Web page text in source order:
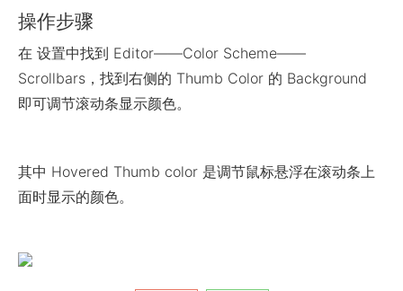
操作步骤
在 设置中找到 Editor——Color Scheme——
Scrollbars，找到右侧的 Thumb Color 的 Background
即可调节滚动条显示颜色。
其中 Hovered Thumb color 是调节鼠标悬浮在滚动条上
面时显示的颜色。